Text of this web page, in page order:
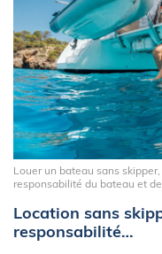
Louer un bateau sans
responsabilité du bateau et
Location sans
responsabilité…